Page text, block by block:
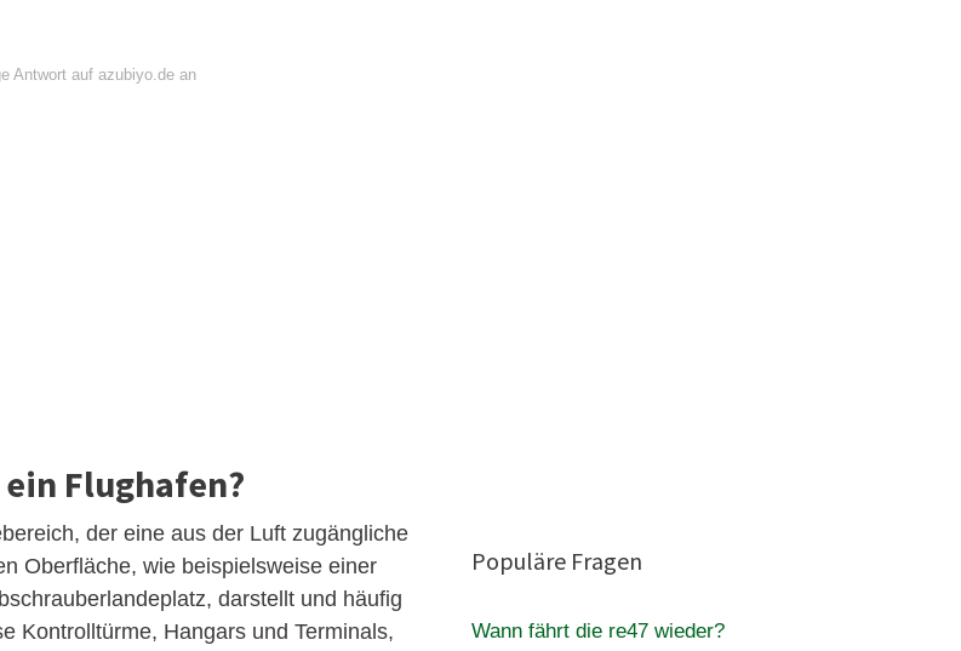
Antwort auf azubiyo.de an
Flughafen?
der eine aus der Luft zugängliche
Oberfläche, wie beispielsweise einer
darstellt und häufig
Kontrolltürme, Hangars und Terminals,
Populäre Fragen
Wann fährt die re47 wieder?